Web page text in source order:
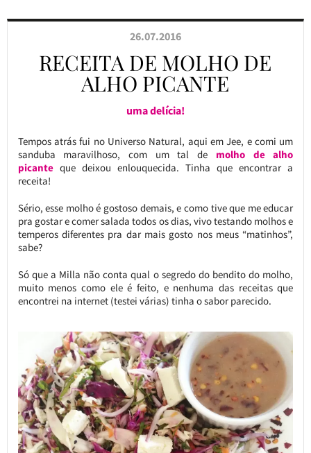
26.07.2016
RECEITA DE MOLHO DE
ALHO PICANTE
uma delícia!
Tempos atrás fui no Universo Natural, aqui em Jee, e comi um
sanduba maravilhoso, com um tal de molho de alho
picante que deixou enlouquecida. Tinha que encontrar a
receita!
Sério, esse molho é gostoso demais, e como tive que me educar
pra gostar e comer salada todos os dias, vivo testando molhos e
temperos diferentes pra dar mais gosto nos meus “matinhos”,
sabe?
Só que a Milla não conta qual o segredo do bendito do molho,
muito menos como ele é feito, e nenhuma das receitas que
encontrei na internet (testei várias) tinha o sabor parecido.